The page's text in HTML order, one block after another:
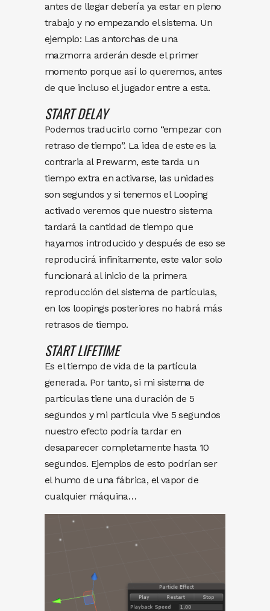
antes de llegar debería ya estar en pleno
trabajo y no empezando el sistema. Un
ejemplo: Las antorchas de una
mazmorra arderán desde el primer
momento porque así lo queremos, antes
de que incluso el jugador entre a esta.
START DELAY
Podemos traducirlo como “empezar con
retraso de tiempo”. La idea de este es la
contraria al Prewarm, este tarda un
tiempo extra en activarse, las unidades
son segundos y si tenemos el Looping
activado veremos que nuestro sistema
tardará la cantidad de tiempo que
hayamos introducido y después de eso se
reproducirá infinitamente, este valor solo
funcionará al inicio de la primera
reproducción del sistema de partículas,
en los loopings posteriores no habrá más
retrasos de tiempo.
START LIFETIME
Es el tiempo de vida de la partícula
generada. Por tanto, si mi sistema de
partículas tiene una duración de 5
segundos y mi partícula vive 5 segundos
nuestro efecto podría tardar en
desaparecer completamente hasta 10
segundos. Ejemplos de esto podrían ser
el humo de una fábrica, el vapor de
cualquier máquina…